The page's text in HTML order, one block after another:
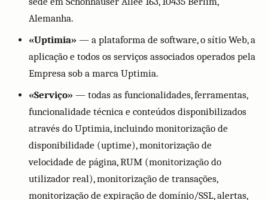
Alemanha.
«Uptimia» — a plataforma de software, o sítio Web, a
aplicação e todos os serviços associados operados pela
Empresa sob a marca Uptimia.
«Serviço» — todas as funcionalidades, ferramentas,
funcionalidade técnica e conteúdos disponibilizados
através do Uptimia, incluindo monitorização de
disponibilidade (uptime), monitorização de
velocidade de página, RUM (monitorização do
utilizador real), monitorização de transações,
monitorização de expiração de domínio/SSL, alertas,